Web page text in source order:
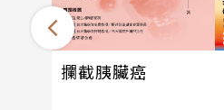
攔截胰臟癌